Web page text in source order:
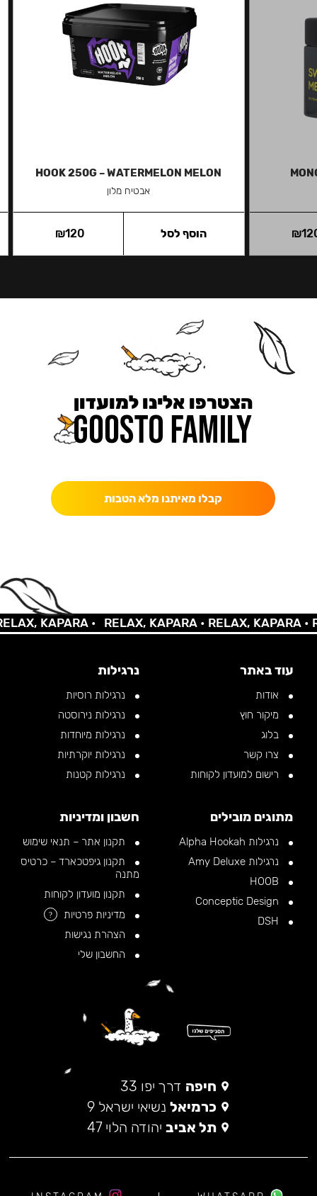
₪
HOOK 250G – WATERMELON MELON
אבטיח מלון
₪120 הוסף לסל
הצטרפו אלינו למועדון
קבלו מאיתנו מלא הטבות
KAPARA • RELAX, KAPARA •RELAX, KAPARA •
עוד באתר
אודות
מיקור חוץ
בלוג
צרו קשר
רישום למועדון לקוחות
נרגילות
נרגילות רוסיות
נרגילות נירוסטה
נרגילות מיוחדות
נרגילות יוקרתיות
נרגילות קטנות
מתוגים מובילים
נרגילות Alpha Hookah
נרגילות Amy Deluxe
חשבון ומדיניות
תקנון אתר – תנאי שימוש
תקנון גיפטכארד – כרטיס
מתנה
תקנון מועדון לקוחות
מדיניות פרטיות
?
הצהרת נגישות
החשבון שלי
חיפה דרך יפו 33
כרמיאל נשיאי ישראל 9
תל אביב יהודה הלוי 47